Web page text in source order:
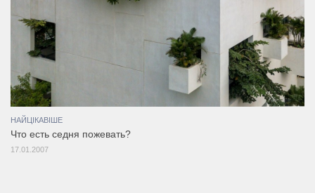
НАЙЦІКАВІШЕ
Что есть седня пожевать?
17.01.2007